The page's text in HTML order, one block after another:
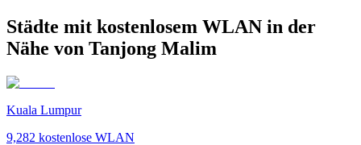
Städte mit kostenlosem WLAN in der
Nähe von Tanjong Malim
Kuala Lumpur
9,282 kostenlose WLAN